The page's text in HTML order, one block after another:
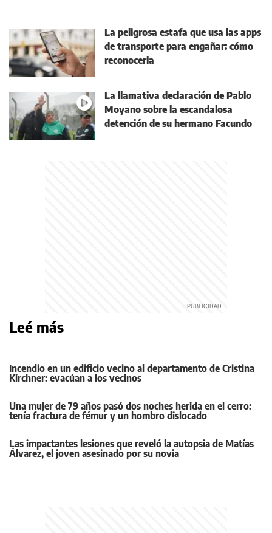
La peligrosa estafa que usa las apps
de transporte para engañar: cómo
reconocerla
La llamativa declaración de Pablo
Moyano sobre la escandalosa
detención de su hermano Facundo
Leé más
Incendio en un edificio vecino al departamento de Cristina
Kirchner: evacúan a los vecinos
Una mujer de 79 años pasó dos noches herida en el cerro:
tenía fractura de fémur y un hombro dislocado
Las impactantes lesiones que reveló la autopsia de Matías
Álvarez, el joven asesinado por su novia